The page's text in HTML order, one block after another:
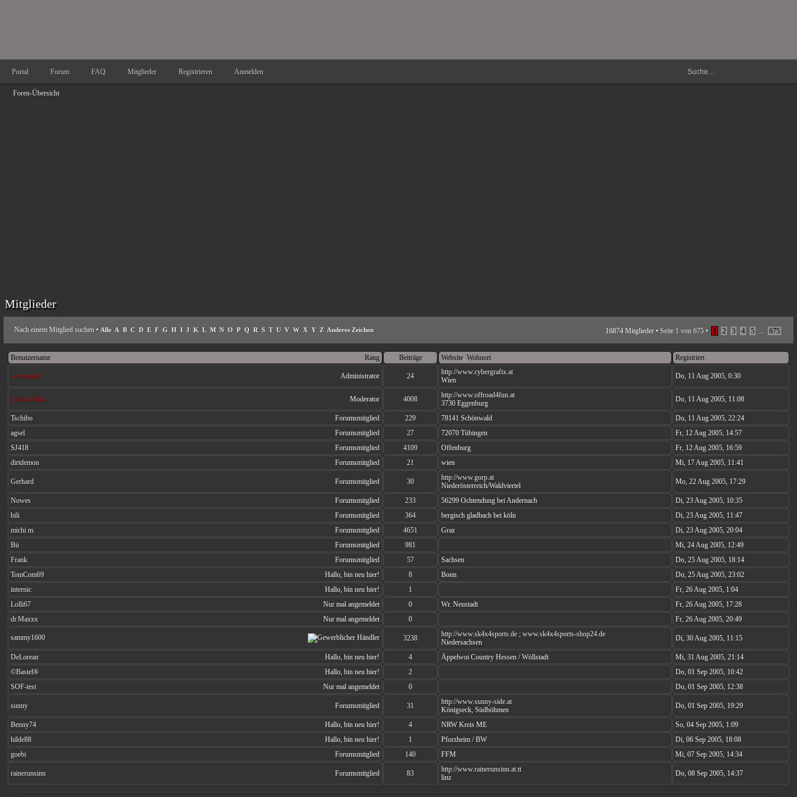
Portal Forum FAQ Mitglieder Registrieren Anmelden
Foren-Übersicht
Mitglieder
Nach einem Mitglied suchen • Alle A B C D E F G H I J K L M N O P Q R S T U V W X Y Z Anderes Zeichen 16874 Mitglieder • Seite 1 von 675 • 1 2 3 4 5 ... 675
Rang
Benutzername Beiträge Website, Wohnort Registriert
Administrator
webmaster 24
http://www.cybergrafix.at
Wien
Do, 11 Aug 2005, 0:30
Moderator
offroad4fun 4008
http://www.offroad4fun.at
3730 Eggenburg
Do, 11 Aug 2005, 11:08
Forumsmitglied
Tschibo 229 78141 Schönwald
Do, 11 Aug 2005, 22:24
Forumsmitglied
agsel 27 72070 Tübingen
Fr, 12 Aug 2005, 14:57
Forumsmitglied
SJ418 4109 Offenburg
Fr, 12 Aug 2005, 16:59
Forumsmitglied
dirtdemon 21 wien Mi, 17 Aug 2005, 11:41
Forumsmitglied
Gerhard 30
http://www.gorp.at
Niederösterreich/Waldviertel
Mo, 22 Aug 2005, 17:29
Forumsmitglied
Nowes 233 56299 Ochtendung bei Andernach
Di, 23 Aug 2005, 10:35
Forumsmitglied
bili 364 bergisch gladbach bei köln
Di, 23 Aug 2005, 11:47
Forumsmitglied
michi m. 4651 Graz
Di, 23 Aug 2005, 20:04
Forumsmitglied
Bü 981
Mi, 24 Aug 2005, 12:49
Forumsmitglied
Frank 57 Sachsen
Do, 25 Aug 2005, 18:14
Hallo, bin neu hier!
TomCom69 8 Bonn
Do, 25 Aug 2005, 23:02
Hallo, bin neu hier!
internic 1
Fr, 26 Aug 2005, 1:04
Nur mal angemeldet
Lolli67 0 Wr. Neustadt
Fr, 26 Aug 2005, 17:28
Nur mal angemeldet
dr.Maxxx 0 Fr, 26 Aug 2005, 20:49
sammy1600 3238
http://www.sk4x4sports.de ; www.sk4x4sports-shop24.de
Niedersachsen
Di, 30 Aug 2005, 11:15
Hallo, bin neu hier!
DeLorean 4 Äppelwoi Country Hessen / Wöllstadt
Mi, 31 Aug 2005, 21:14
Hallo, bin neu hier!
©Bastel® 2
Do, 01 Sep 2005, 10:42
Nur mal angemeldet
SOF-test 0 Do, 01 Sep 2005, 12:38
Forumsmitglied
sunny 31
http://www.sunny-side.at
Königseck, Südböhmen
Do, 01 Sep 2005, 19:29
Hallo, bin neu hier!
Benny74 4 NRW Kreis ME
So, 04 Sep 2005, 1:09
Hallo, bin neu hier!
hilde88 1 Pforzheim / BW
Di, 06 Sep 2005, 18:08
Forumsmitglied
goebi 140 FFM Mi, 07 Sep 2005, 14:34
Forumsmitglied
rainerunsinn 83
http://www.rainerunsinn.at.tt
linz
Do, 08 Sep 2005, 14:37